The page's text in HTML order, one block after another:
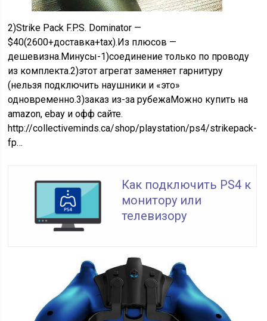
2)Strike Pack F.P.S. Dominator —
$40(2600+доставка+tax).Из плюсов —
дешевизна.Минусы-1)соединение только по проводу
из комплекта.2)этот агрегат заменяет гарнитуру
(нельзя подключить наушники и «это»
одновременно.3)заказ из-за рубежаМожно купить на
amazon, ebay и офф сайте.
http://collectiveminds.ca/shop/playstation/ps4/strikepack-
fp…
Как подключить PS4 к
монитору или
телевизору